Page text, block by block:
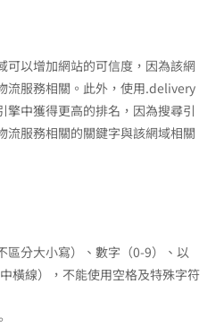
以增加網站的可信度，因為該網
流服務相關。此外，使用.delivery
擎中獲得更高的排名，因為搜尋引
流服務相關的關鍵字與該網域相關
區分大小寫）、數字（0-9）、以
橫線），不能使用空格及特殊字符